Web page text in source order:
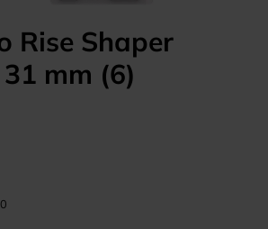
Rise Shaper
mm (6)